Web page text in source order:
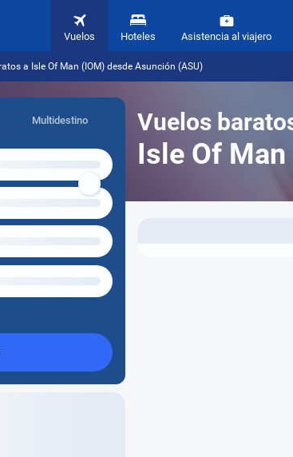
Vuelos Hoteles Asistencia al viajero
a Isle Of Man (IOM) desde Asunción (ASU)
Vuelos
Isle Of Man
Multidestino